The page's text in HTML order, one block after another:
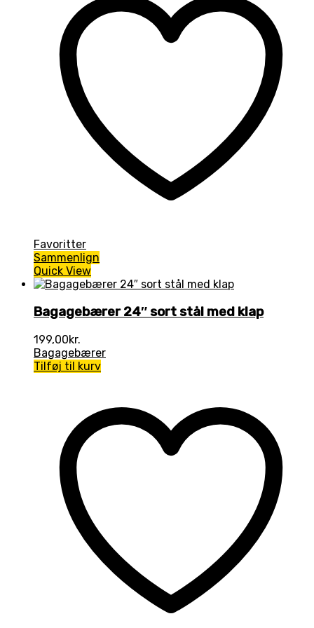
Favoritter
Sammenlign
Quick View
Bagagebærer 24″ sort stål med klap
199,00kr.
Bagagebærer
Tilføj til kurv